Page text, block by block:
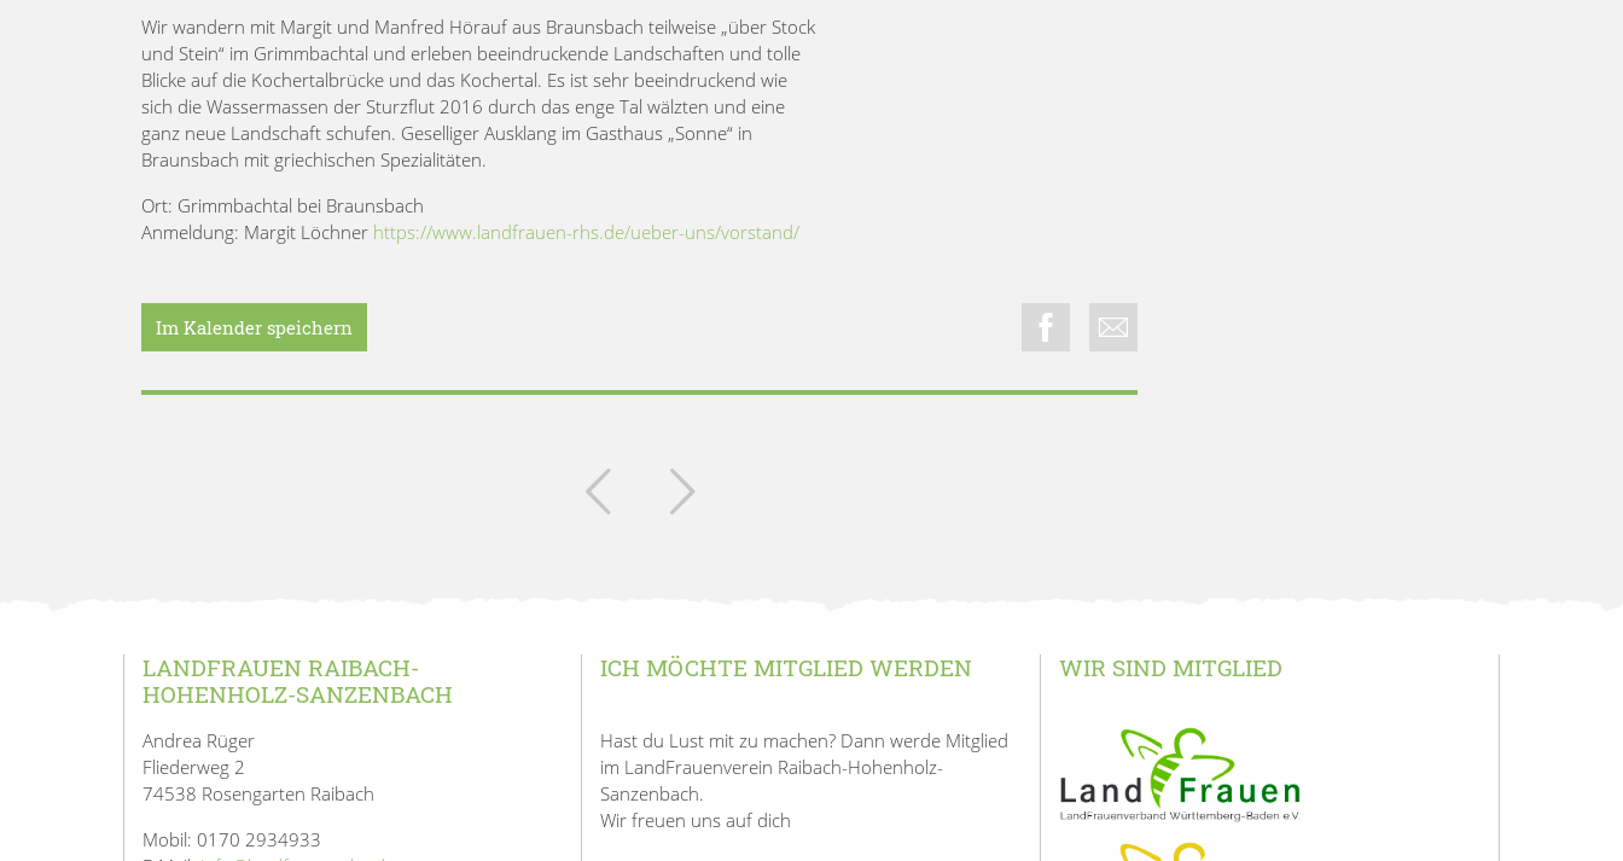
Wir wandern mit Margit und Manfred Hörauf aus Braunsbach teilweise „über Stock
und Stein“ im Grimmbachtal und erleben beeindruckende Landschaften und tolle
Blicke auf die Kochertalbrücke und das Kochertal. Es ist sehr beeindruckend wie
sich die Wassermassen der Sturzflut 2016 durch das enge Tal wälzten und eine
ganz neue Landschaft schufen. Geselliger Ausklang im Gasthaus „Sonne“ in
Braunsbach mit griechischen Spezialitäten.
Ort: Grimmbachtal bei Braunsbach
Anmeldung: Margit Löchner https://www.landfrauen-rhs.de/ueber-uns/vorstand/
Im Kalender speichern
LANDFRAUEN RAIBACH-
HOHENHOLZ-SANZENBACH
Andrea Rüger
Fliederweg 2
74538 Rosengarten Raibach
Mobil: 0170 2934933
ICH MÖCHTE MITGLIED WERDEN
Hast du Lust mit zu machen? Dann werde Mitglied
im LandFrauenverein Raibach-Hohenholz-
Sanzenbach.
Wir freuen uns auf dich
WIR SIND MITGLIED